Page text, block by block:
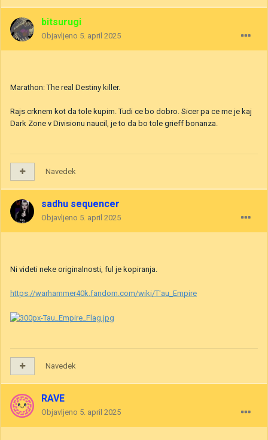
bitsurugi
Objavljeno 5. april 2025
Marathon: The real Destiny killer.
Rajs crknem kot da tole kupim. Tudi ce bo dobro. Sicer pa ce me je kaj
Dark Zone v Divisionu naucil, je to da bo tole grieff bonanza.
Navedek
sadhu sequencer
Objavljeno 5. april 2025
Ni videti neke originalnosti, ful je kopiranja.
https://warhammer40k.fandom.com/wiki/T'au_Empire
Navedek
RAVE
Objavljeno 5. april 2025